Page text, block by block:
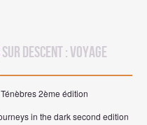
sur Descent : Voyage
2ème édition
in the dark second edition